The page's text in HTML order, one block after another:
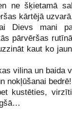
ne šķietamā
kārtējā
Dievs mani
pārvēršas
kaut ko
vilina un baida
nokļūšanai bedrē!
kustēties,